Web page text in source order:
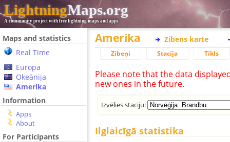
LightningMaps.org
A community project with free lightning maps and apps
Maps and statistics
Real Time
Europa
Okeānija
Amerika
Information
Apps
About
For Participants
Amerika Zibens karte
Zibeņi Stacija Tīkls
Please note that the data
new ones in the future.
Izvēlies staciju:
Ilglaicīgā statistika